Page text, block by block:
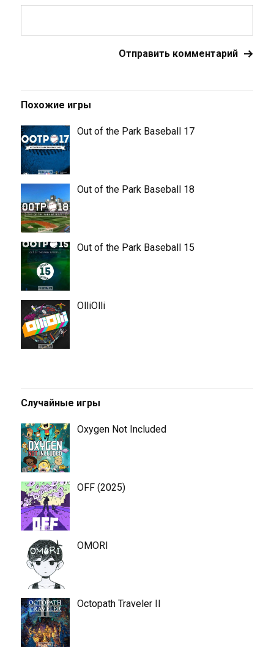
Похожие игры
Out of the Park Baseball 17
Out of the Park Baseball 18
Out of the Park Baseball 15
OlliOlli
Случайные игры
Oxygen Not Included
OFF (2025)
OMORI
Octopath Traveler II